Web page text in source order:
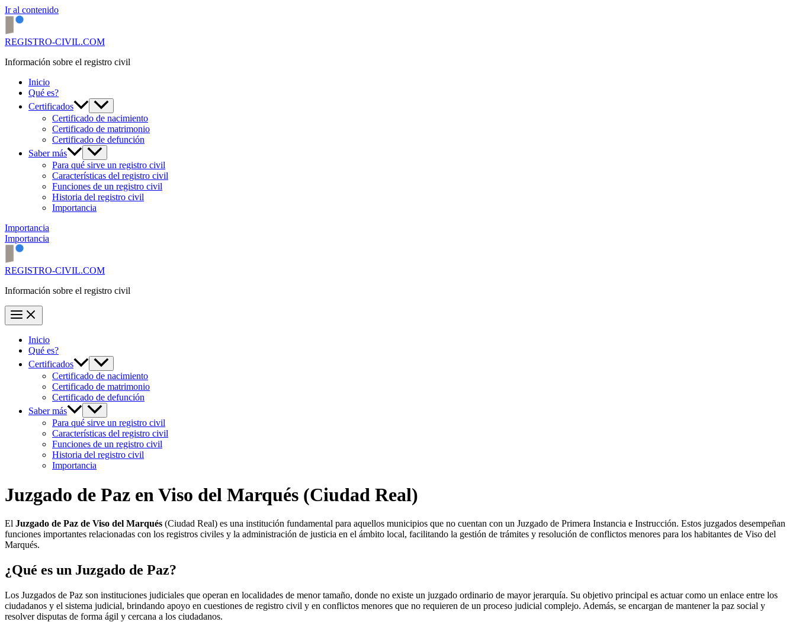
Ir al contenido
REGISTRO-CIVIL.COM
Información sobre el registro civil
Inicio
Qué es?
Certificados
Certificado de nacimiento
Certificado de matrimonio
Certificado de defunción
Saber más
Para qué sirve un registro civil
Características del registro civil
Funciones de un registro civil
Historia del registro civil
Importancia
Importancia
Importancia
REGISTRO-CIVIL.COM
Información sobre el registro civil
Inicio
Qué es?
Certificados
Certificado de nacimiento
Certificado de matrimonio
Certificado de defunción
Saber más
Para qué sirve un registro civil
Características del registro civil
Funciones de un registro civil
Historia del registro civil
Importancia
Juzgado de Paz en Viso del Marqués (Ciudad Real)
El Juzgado de Paz de Viso del Marqués (Ciudad Real) es una institución fundamental para aquellos municipios que no cuentan con un Juzgado de Primera Instancia e Instrucción. Estos juzgados desempeñan
funciones importantes relacionadas con los registros civiles y la administración de justicia en el ámbito local, facilitando la gestión de trámites y resolución de conflictos menores para los habitantes de Viso del
Marqués.
¿Qué es un Juzgado de Paz?
Los Juzgados de Paz son instituciones judiciales que operan en localidades de menor tamaño, donde no existe un juzgado ordinario de mayor jerarquía. Su objetivo principal es actuar como un enlace entre los
ciudadanos y el sistema judicial, brindando apoyo en cuestiones de registro civil y en conflictos menores que no requieren de un proceso judicial complejo. Además, se encargan de mantener la paz social y
resolver disputas de forma ágil y cercana a los ciudadanos.